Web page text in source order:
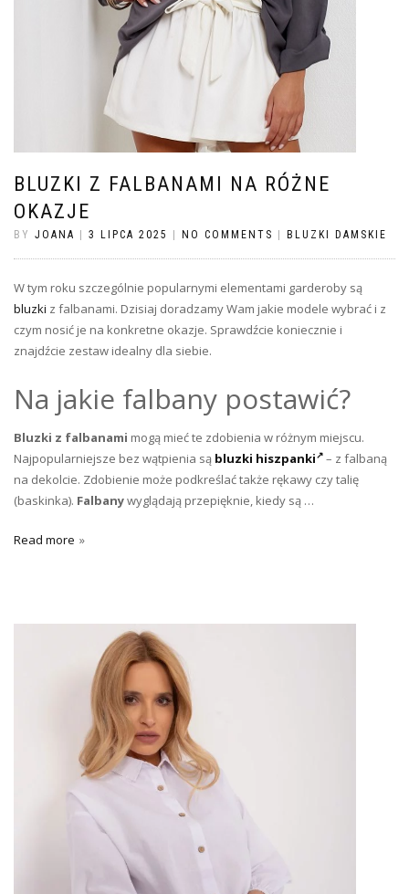
BLUZKI Z FALBANAMI NA RÓŻNE
OKAZJE
BY JOANA | 3 LIPCA 2025 | NO COMMENTS | BLUZKI DAMSKIE
W tym roku szczególnie popularnymi elementami garderoby są
bluzki z falbanami. Dzisiaj doradzamy Wam jakie modele wybrać i z
czym nosić je na konkretne okazje. Sprawdźcie koniecznie i
znajdźcie zestaw idealny dla siebie.
Na jakie falbany postawić?
Bluzki z falbanami mogą mieć te zdobienia w różnym miejscu.
Najpopularniejsze bez wątpienia są bluzki hiszpanki
– z falbaną
na dekolcie. Zdobienie może podkreślać także rękawy czy talię
(baskinka). Falbanywyglądają przepięknie, kiedy są …
Read more